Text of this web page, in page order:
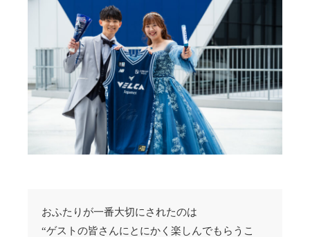
おふたりが一番大切にされたのは
“ゲストの皆さんにとにかく楽しんでもらうこ